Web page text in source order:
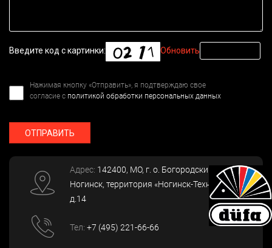
Введите код с картинки: Обновить
Нажимая кнопку «Отправить», я подтверждаю свое
согласие с политикой обработки персональных данных
ОТПРАВИТЬ
Адрес: 142400, МО, г. о. Богородский, г.
Ногинск, территория «Ногинск-Технопарк»,
д.14
Тел: +7 (495) 221-66-66